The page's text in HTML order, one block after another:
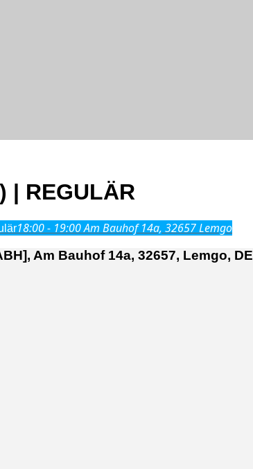
| REGULÄR
18:00 - 19:00Am Bauhof 14a, 32657 Lemgo
Am Bauhof 14a, 32657, Lemgo, DE